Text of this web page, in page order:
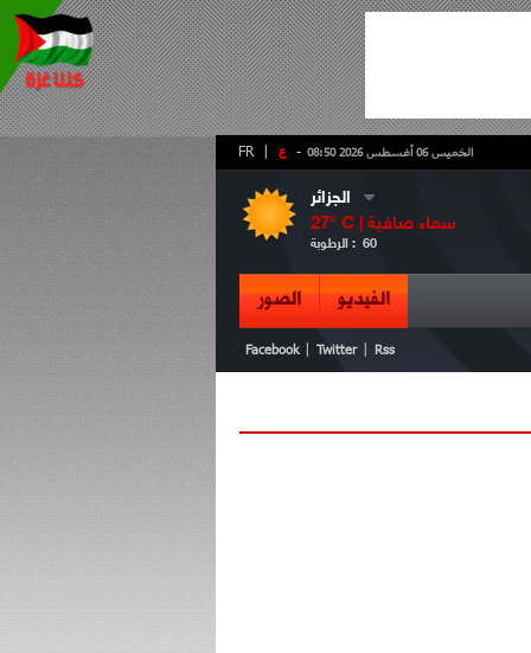
- ع FR الخميس 06 أغسطس 2026 08:50
الجزائر
27° C | سماء صافية
الرطوبة : 60
الفيديو الصور
Facebook Twitter Rss